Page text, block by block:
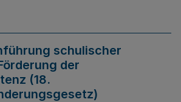
schulischer
der
(18.